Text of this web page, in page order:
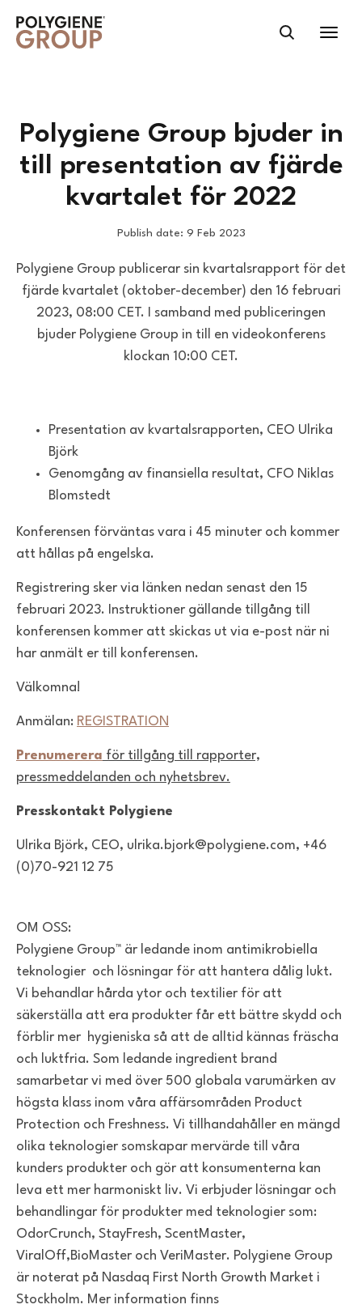
Polygiene Group bjuder in
till presentation av fjärde
kvartalet för 2022
Publish date: 9 Feb 2023
Polygiene Group publicerar sin kvartalsrapport för det
fjärde kvartalet (oktober-december) den 16 februari
2023, 08:00 CET. I samband med publiceringen
bjuder Polygiene Group in till en videokonferens
klockan 10:00 CET.
Presentation av kvartalsrapporten, CEO Ulrika
Björk
Genomgång av finansiella resultat, CFO Niklas
Blomstedt
Konferensen förväntas vara i 45 minuter och kommer
att hållas på engelska.
Registrering sker via länken nedan senast den 15
februari 2023. Instruktioner gällande tillgång till
konferensen kommer att skickas ut via e-post när ni
har anmält er till konferensen.
Välkomna!
Anmälan: REGISTRATION
Prenumerera för tillgång till rapporter,
pressmeddelanden och nyhetsbrev.
Presskontakt Polygiene
Ulrika Björk, CEO, ulrika.bjork@polygiene.com, +46
(0)70-921 12 75
OM OSS:
Polygiene Group™ är ledande inom antimikrobiella
teknologier och lösningar för att hantera dålig lukt.
Vi behandlar hårda ytor och textilier för att
säkerställa att era produkter får ett bättre skydd och
förblir mer hygieniska så att de alltid kännas fräscha
och luktfria. Som ledande ingredient brand
samarbetar vi med över 500 globala varumärken av
högsta klass inom våra affärsområden Product
Protection och Freshness. Vi tillhandahåller en mängd
olika teknologier somskapar mervärde till våra
kunders produkter och gör att konsumenterna kan
leva ett mer harmoniskt liv. Vi erbjuder lösningar och
behandlingar för produkter med teknologier som:
OdorCrunch, StayFresh, ScentMaster,
ViralOff,BioMaster och VeriMaster. Polygiene Group
är noterat på Nasdaq First North Growth Market i
Stockholm. Mer information finns